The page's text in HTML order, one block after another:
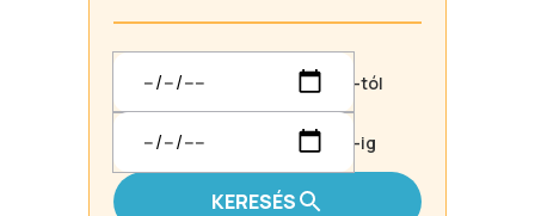
-tól
-ig
KERESÉS